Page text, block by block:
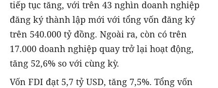
tiếp tục tăng, với trên 43 nghìn doanh nghiệp
đăng ký thành lập mới với tổng vốn đăng ký
trên 540.000 tỷ đồng. Ngoài ra, còn có trên
17.000 doanh nghiệp quay trở lại hoạt động,
tăng 52,6% so với cùng kỳ.
Vốn FDI đạt 5,7 tỷ USD, tăng 7,5%. Tổng vốn